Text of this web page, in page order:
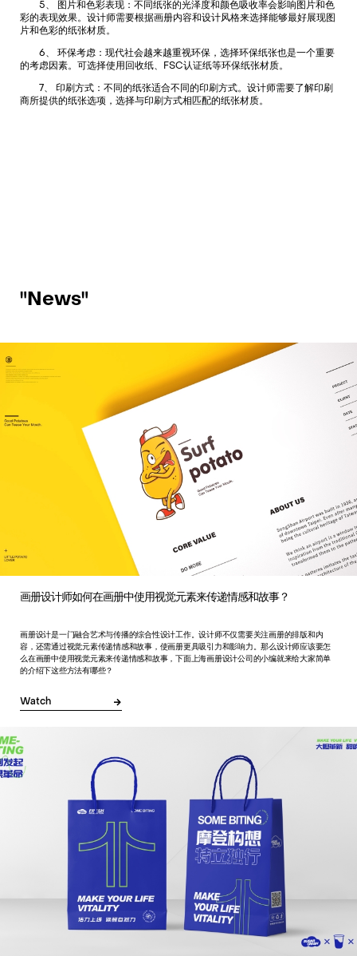
5、 图片和色彩表现：不同纸张的光泽度和颜色吸收率会影响图片和色
彩的表现效果。设计师需要根据画册内容和设计风格来选择能够最好展现图
片和色彩的纸张材质。
6、 环保考虑：现代社会越来越重视环保，选择环保纸张也是一个重要
的考虑因素。可选择使用回收纸、FSC认证纸等环保纸张材质。
7、 印刷方式：不同的纸张适合不同的印刷方式。设计师需要了解印刷
商所提供的纸张选项，选择与印刷方式相匹配的纸张材质。
"News"
画册设计师如何在画册中使用视觉元素来传递情感和故事？
画册设计是一门融合艺术与传播的综合性设计工作。设计师不仅需要关注画册的排版和内
容，还需通过视觉元素传递情感和故事，使画册更具吸引力和影响力。那么设计师应该要怎
么在画册中使用视觉元素来传递情感和故事，下面上海画册设计公司的小编就来给大家简单
的介绍下这些方法有哪些？
Watch